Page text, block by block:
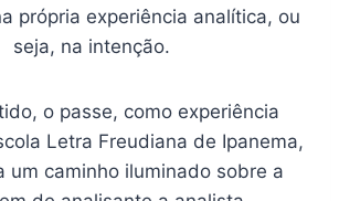
própria experiência analítica, ou
seja, na intenção.
o passe, como experiência
Letra Freudiana de Ipanema,
um caminho iluminado sobre a